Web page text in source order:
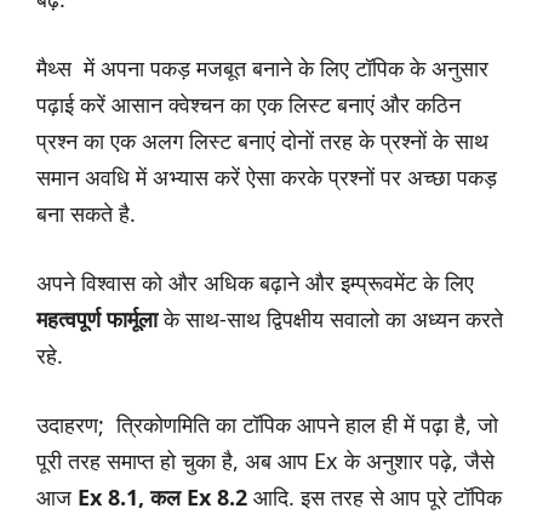
मैथ्स में अपना पकड़ मजबूत बनाने के लिए टॉपिक के अनुसार
पढ़ाई करें आसान क्वेश्चन का एक लिस्ट बनाएं और कठिन
प्रश्न का एक अलग लिस्ट बनाएं दोनों तरह के प्रश्नों के साथ
समान अवधि में अभ्यास करें ऐसा करके प्रश्नों पर अच्छा पकड़
बना सकते है.
अपने विश्वास को और अधिक बढ़ाने और इम्प्रूवमेंट के लिए
महत्वपूर्ण फार्मूलाके साथ-साथ द्विपक्षीय सवालो का अध्यन करते
रहे.
उदाहरण; त्रिकोणमिति का टॉपिक आपने हाल ही में पढ़ा है, जो
पूरी तरह समाप्त हो चुका है, अब आप Ex के अनुशार पढ़े, जैसे
आज Ex 8.1, कल Ex 8.2 आदि. इस तरह से आप पूरे टॉपिक